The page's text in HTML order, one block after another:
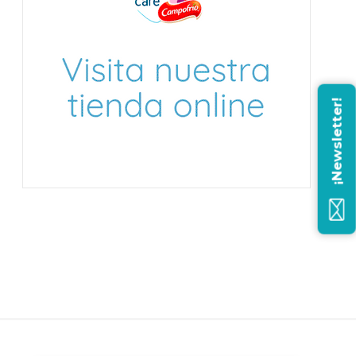
¡Newsletter!